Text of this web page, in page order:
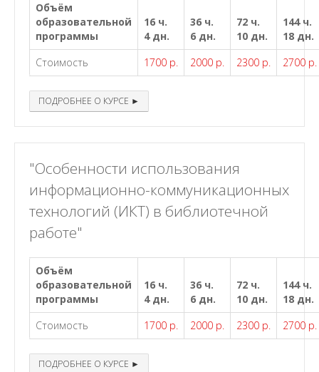
Объём
образовательной
программы
16 ч.
4 дн.
36 ч.
6 дн.
72 ч.
10 дн.
144 ч.
18 дн.
Стоимость
1700 р. 2000 р. 2300 р. 2700 р.
ПОДРОБНЕЕ О КУРСЕ ►
"Особенности использования
информационно-коммуникационных
технологий (ИКТ) в библиотечной
работе"
Объём
образовательной
программы
16 ч.
4 дн.
36 ч.
6 дн.
72 ч.
10 дн.
144 ч.
18 дн.
Стоимость
1700 р. 2000 р. 2300 р. 2700 р.
ПОДРОБНЕЕ О КУРСЕ ►